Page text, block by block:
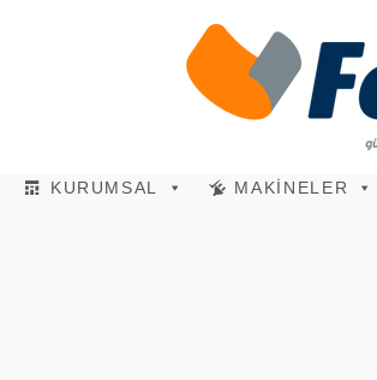
KURUMSAL MAKİNELER